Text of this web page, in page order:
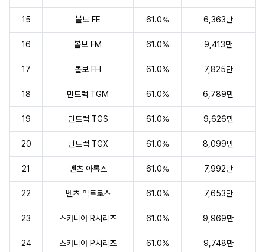
15 볼보 FE 61.0% 6,363만
16 볼보 FM 61.0% 9,413만
17 볼보 FH 61.0% 7,825만
18 만트럭 TGM 61.0% 6,789만
19 만트럭 TGS 61.0% 9,626만
20 만트럭 TGX 61.0% 8,099만
21 벤츠 아록스 61.0% 7,992만
22 벤츠 악트로스 61.0% 7,653만
23 스카니아 R시리즈 61.0% 9,969만
24 스카니아 P시리즈 61.0% 9,748만